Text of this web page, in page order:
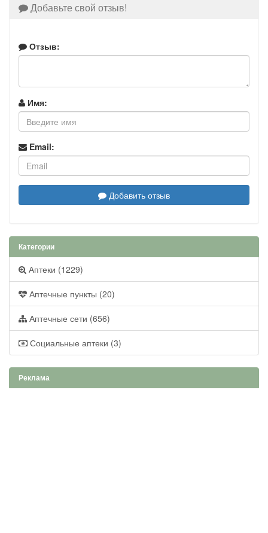
Добавьте свой отзыв!
Отзыв:
Имя:
Email:
Добавить отзыв
Категории
Аптеки (1229)
Аптечные пункты (20)
Аптечные сети (656)
Социальные аптеки (3)
Реклама